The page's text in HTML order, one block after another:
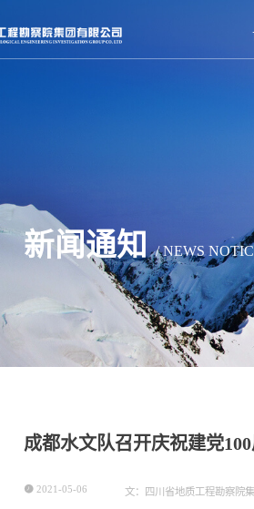
新闻通知/ NEWS
成都水文队召开庆祝建党
 2021-05-06 文：四川省地质工程勘察院